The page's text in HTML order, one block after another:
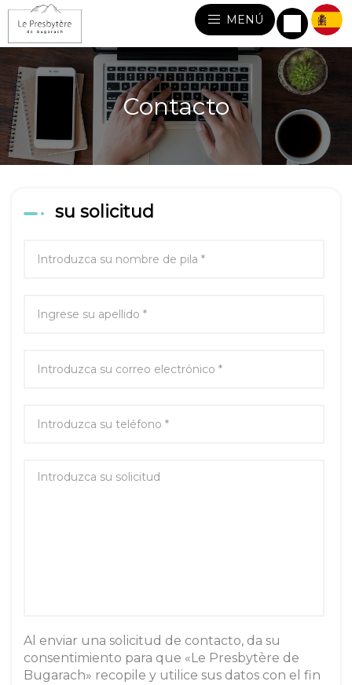
MENÚ
Contacto
su solicitud
Al enviar una solicitud de contacto, da su
consentimiento para que «Le Presbytère de
Bugarach» recopile y utilice sus datos con el fin